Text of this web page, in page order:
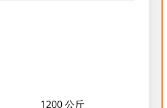
1200 公斤